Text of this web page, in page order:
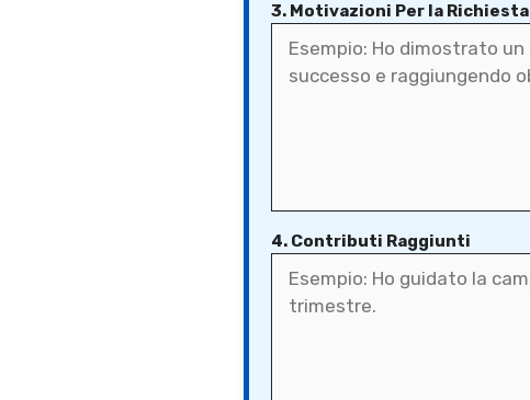
3. Motivazioni Per la Richiesta
4. Contributi Raggiunti